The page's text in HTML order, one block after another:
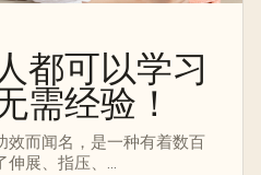
都可以学习
需经验！
效而闻名，是一种有着数百
展、指压、...